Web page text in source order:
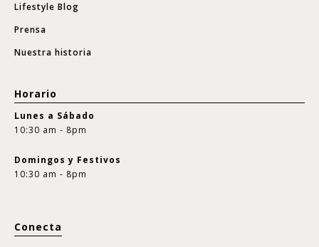
Lifestyle Blog
Prensa
Nuestra historia
Horario
Lunes a Sábado
10:30 am - 8pm
Domingos y Festivos
10:30 am - 8pm
Conecta